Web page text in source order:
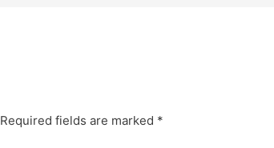
Required fields are marked *